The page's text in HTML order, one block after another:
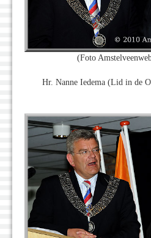
(Foto
Hr. Nanne Iedema (Lid in de